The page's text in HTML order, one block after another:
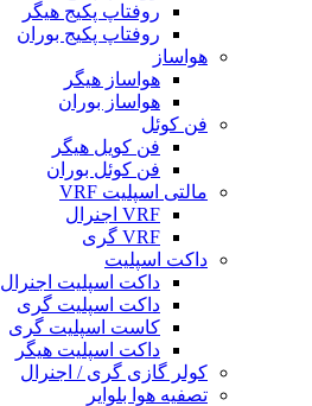
روفتاپ پکیج هیگر
روفتاپ پکیج بوران
هواساز
هواساز هیگر
هواساز بوران
فن کوئل
فن کویل هیگر
فن کوئل بوران
مالتی اسپلیت VRF
VRF اجنرال
VRF گری
داکت اسپلیت
داکت اسپلیت اجنرال
داکت اسپلیت گری
کاست اسپلیت گری
داکت اسپلیت هیگر
کولر گازی گری / اجنرال
تصفیه هوا بلوایر